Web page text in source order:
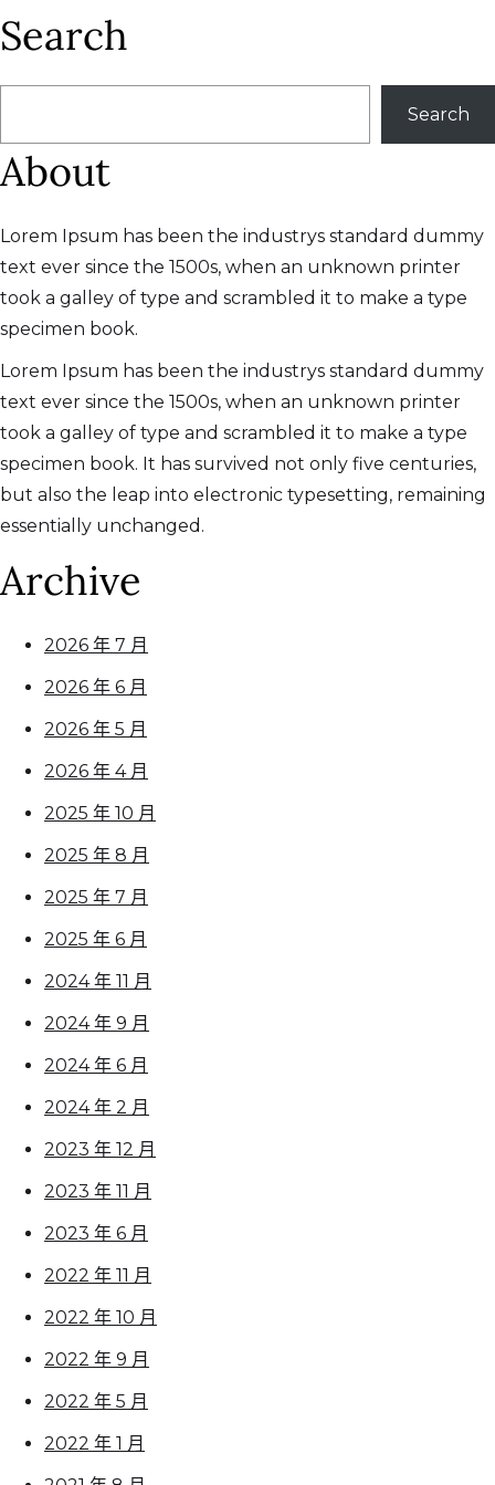
Search
Search
About
Lorem Ipsum has been the industrys standard dummy
text ever since the 1500s, when an unknown printer
took a galley of type and scrambled it to make a type
specimen book.
Lorem Ipsum has been the industrys standard dummy
text ever since the 1500s, when an unknown printer
took a galley of type and scrambled it to make a type
specimen book. It has survived not only five centuries,
but also the leap into electronic typesetting, remaining
essentially unchanged.
Archive
2026 年 7 月
2026 年 6 月
2026 年 5 月
2026 年 4 月
2025 年 10 月
2025 年 8 月
2025 年 7 月
2025 年 6 月
2024 年 11 月
2024 年 9 月
2024 年 6 月
2024 年 2 月
2023 年 12 月
2023 年 11 月
2023 年 6 月
2022 年 11 月
2022 年 10 月
2022 年 9 月
2022 年 5 月
2022 年 1 月